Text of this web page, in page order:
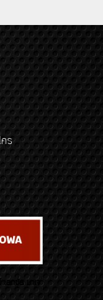
คร
กซัส มาเจ